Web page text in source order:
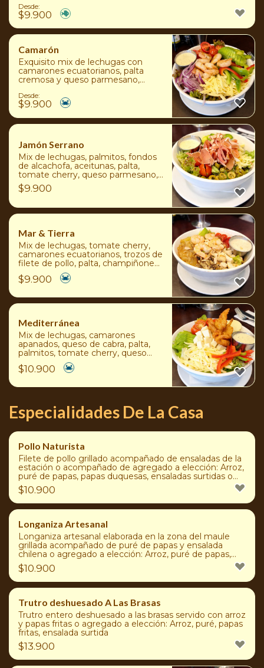
Desde:
$9.900
Camarón
Exquisito mix de lechugas con
camarones ecuatorianos, palta
cremosa y queso parmesano,
cherry, pimiento morrón y cebolla
morada, todo realzado con el
Desde:
$9.900
Jamón Serrano
Mix de lechugas, palmitos, fondos
de alcachofa, aceitunas, palta,
tomate cherry, queso parmesano,
jamón serrano y aderezo de la
cafetería
$9.900
Mar & Tierra
Mix de lechugas, tomate cherry,
camarones ecuatorianos, trozos de
filete de pollo, palta, champiñones,
cebolla caramelizada y aderezo de
la cafetería
$9.900
Mediterránea
Mix de lechugas, camarones
apanados, queso de cabra, palta,
palmitos, tomate cherry, queso
parmesano, pimiento morrón y
aderezo de la cafetería
$10.900
Especialidades De La Casa
Pollo Naturista
Filete de pollo grillado acompañado de ensaladas de la
estación o acompañado de agregado a elección: Arroz,
puré de papas, papas duquesas, ensaladas surtidas o
papas fritas
$10.900
Longaniza Artesanal
Longaniza artesanal elaborada en la zona del maule
grillada acompañado de puré de papas y ensalada
chilena o agregado a elección: Arroz, puré de papas,
papas duquesas, ensaladas surtidas o papas fritas
$10.900
Trutro deshuesado A Las Brasas
Trutro entero deshuesado a las brasas servido con arroz
y papas fritas o agregado a elección: Arroz, puré, papas
fritas, ensalada surtida
$13.900